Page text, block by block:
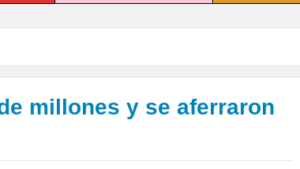
millones y se aferraron